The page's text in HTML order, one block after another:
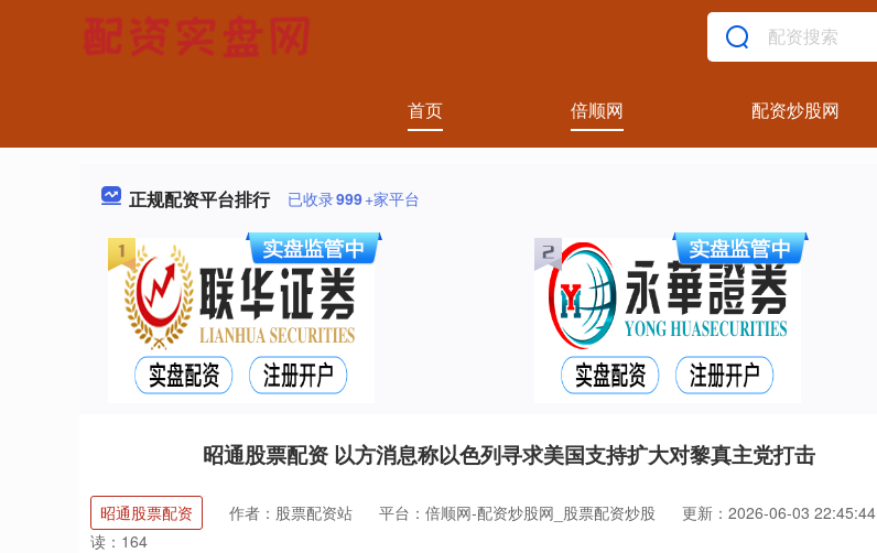
首页 倍顺网 配资炒股网
正规配资平台排行 已收录999+家平台
昭通股票配资 以方消息称以色列寻求美国支持扩大对黎真主党打击
昭通股票配资 作者：股票配资站 平台：倍顺网-配资炒股网_股票配资炒股 更新：2026-06-03 22:45:44
读：164